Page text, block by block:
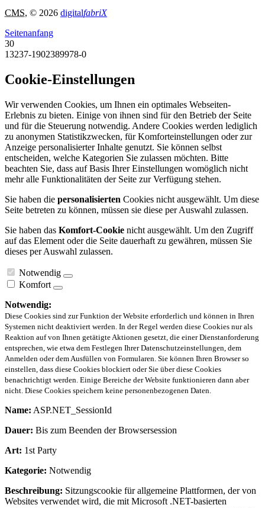
CMS, © 2026 digitalfabriX
Seitenanfang
30
13237-1902389978-0
Cookie-Einstellungen
Wir verwenden Cookies, um Ihnen ein optimales Webseiten-
Erlebnis zu bieten. Einige von ihnen sind für den Betrieb der Seite
und für die Steuerung notwendig. Andere Cookies werden lediglich
zu anonymen Statistikzwecken, für Komforteinstellungen oder zur
Anzeige personalisierter Inhalte genutzt. Sie können selbst
entscheiden, welche Kategorien Sie zulassen möchten. Bitte
beachten Sie, dass auf Basis Ihrer Einstellungen womöglich nicht
mehr alle Funktionalitäten der Seite zur Verfügung stehen.
Sie haben die personalisierten Cookies nicht ausgewählt. Um diese
Seite betreten zu können, müssen sie diese per Auswahl zulassen.
Sie haben das Komfort-Cookie nicht ausgewählt. Um den Zugriff
auf das Element oder die Seite dauerhaft zu gewähren, müssen Sie
dieses per Auswahl zulassen.
Notwendig
Komfort
Notwendig:
Diese Cookies sind zur Funktion der Website erforderlich und können in Ihren
Systemen nicht deaktiviert werden. In der Regel werden diese Cookies nur als
Reaktion auf von Ihnen getätigte Aktionen gesetzt, die einer Dienstanforderung
entsprechen, wie etwa dem Festlegen Ihrer Datenschutzeinstellungen, dem
Anmelden oder dem Ausfüllen von Formularen. Sie können Ihren Browser so
einstellen, dass diese Cookies blockiert oder Sie über diese Cookies
benachrichtigt werden. Einige Bereiche der Website funktionieren dann aber
nicht. Diese Cookies speichern keine personenbezogenen Daten.
Name: ASP.NET_SessionId
Dauer: Bis zum Beenden der Browsersession
Art: 1st Party
Kategorie: Notwendig
Beschreibung: Sitzungscookie für allgemeine Plattformen, der von
Websites verwendet wird, die mit Microsoft .NET-basierten